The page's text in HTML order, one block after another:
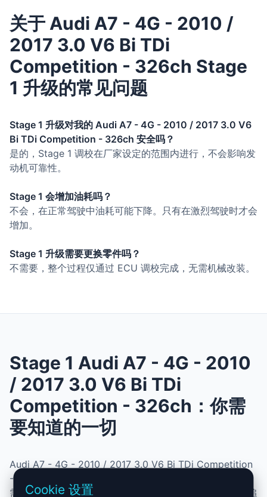
关于 Audi A7 - 4G - 2010 /
2017 3.0 V6 Bi TDi
Competition - 326ch Stage
1 升级的常见问题
Stage 1 升级对我的 Audi A7 - 4G - 2010 / 2017 3.0 V6
Bi TDi Competition - 326ch 安全吗？
是的，Stage 1 调校在厂家设定的范围内进行，不会影响发
动机可靠性。
Stage 1 会增加油耗吗？
不会，在正常驾驶中油耗可能下降。只有在激烈驾驶时才会
增加。
Stage 1 升级需要更换零件吗？
不需要，整个过程仅通过 ECU 调校完成，无需机械改装。
Stage 1 Audi A7 - 4G - 2010
/ 2017 3.0 V6 Bi TDi
Competition - 326ch：你需
要知道的一切
Audi A7 - 4G - 2010 / 2017 3.0 V6 Bi TDi Competition
- 326ch 的 Stage 1 升级结合了性能、安全与简便性。无
需机械改动，即可提升动力、扭矩并优化油耗。非常适合追
Cookie 设置